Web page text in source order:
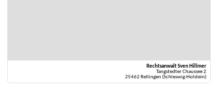
Rechtsanwalt Sven Hillmer
Tangstedter Chaussee 2
25462 Rellingen (Schleswig-Holstein)